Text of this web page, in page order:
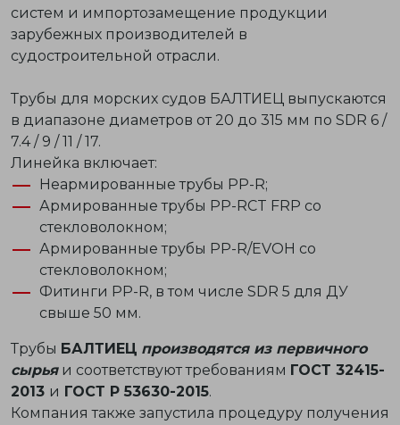
систем и импортозамещение продукции
зарубежных производителей в
судостроительной отрасли.
Трубы для морских судов БАЛТИЕЦ выпускаются
в диапазоне диаметров от 20 до 315 мм по SDR 6 /
7.4 / 9 / 11 / 17.
Линейка включает:
Неармированные трубы PP-R;
Армированные трубы PP-RCT FRP со
стекловолокном;
Армированные трубы PP-R/EVOH со
стекловолокном;
Фитинги PP-R, в том числе SDR 5 для ДУ
свыше 50 мм.
Трубы БАЛТИЕЦ производятся из первичного
сырьяи соответствуют требованиям ГОСТ 32415-
2013 и ГОСТ Р 53630-2015.
Компания также запустила процедуру получения